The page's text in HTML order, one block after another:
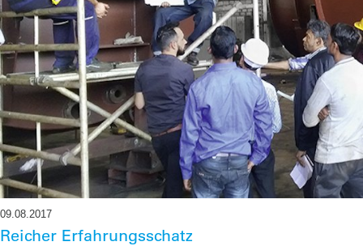
09.08.2017
Reicher Erfahrungsschatz